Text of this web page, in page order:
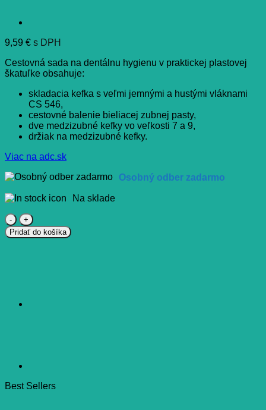
9,59 € s DPH
Cestovná sada na dentálnu hygienu v praktickej plastovej
škatuľke obsahuje:
skladacia kefka s veľmi jemnými a hustými vláknami
CS 546,
cestovné balenie bieliacej zubnej pasty,
dve medzizubné kefky vo veľkosti 7 a 9,
držiak na medzizubné kefky.
Viac na adc.sk
Osobný odber zadarmo
Na sklade
množstvo
CURAPROX
TRAVEL
Pridať do košíka
Best Sellers